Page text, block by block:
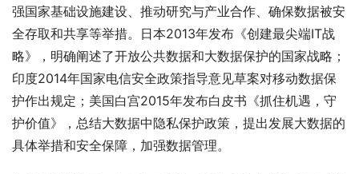
强国家基础设施建设、推动研究与产业合作、确保数据被安
全存取和共享等举措。日本2013年发布《创建最尖端IT战
略》，明确阐述了开放公共数据和大数据保护的国家战略；
印度2014年国家电信安全政策指导意见草案对移动数据保
护作出规定；美国白宫2015年发布白皮书《抓住机遇，守
护价值》，总结大数据中隐私保护政策，提出发展大数据的
具体举措和安全保障，加强数据管理。